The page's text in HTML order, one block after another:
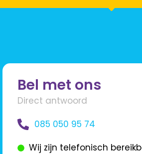
Bel met ons
Direct antwoord
085 050 95 74
Wij zijn telefonisch